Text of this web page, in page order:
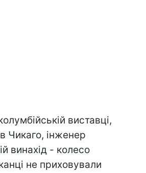
виставці,
Чикаго, інженер
винахід - колесо
не приховували